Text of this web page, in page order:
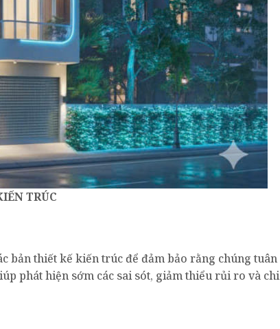
TRÚC
bản thiết kế kiến trúc để đảm bảo rằng chúng tuân
phát hiện sớm các sai sót, giảm thiểu rủi ro và chi